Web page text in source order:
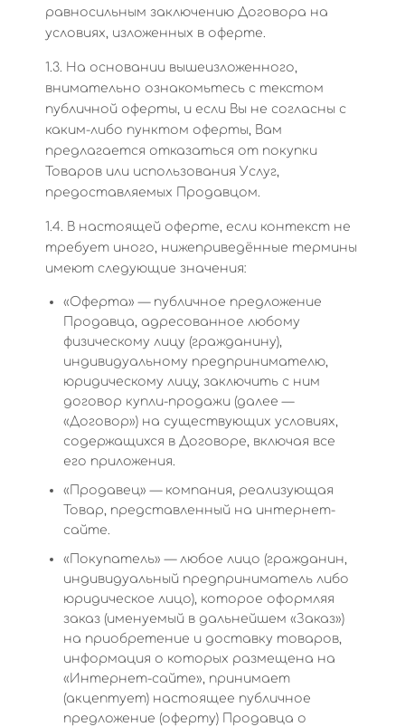
равносильным заключению Договора на
условиях, изложенных в оферте.
1.3. На основании вышеизложенного,
внимательно ознакомьтесь с текстом
публичной оферты, и если Вы не согласны с
каким-либо пунктом оферты, Вам
предлагается отказаться от покупки
Товаров или использования Услуг,
предоставляемых Продавцом.
1.4. В настоящей оферте, если контекст не
требует иного, нижеприведённые термины
имеют следующие значения:
«Оферта» — публичное предложение
Продавца, адресованное любому
физическому лицу (гражданину),
индивидуальному предпринимателю,
юридическому лицу, заключить с ним
договор купли-продажи (далее —
«Договор») на существующих условиях,
содержащихся в Договоре, включая все
его приложения.
«Продавец» — компания, реализующая
Товар, представленный на интернет-
сайте.
«Покупатель» — любое лицо (гражданин,
индивидуальный предприниматель либо
юридическое лицо), которое оформляя
заказ (именуемый в дальнейшем «Заказ»)
на приобретение и доставку товаров,
информация о которых размещена на
«Интернет-сайте», принимает
(акцептует) настоящее публичное
предложение (оферту) Продавца о